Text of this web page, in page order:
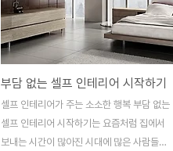
부담 없는 셀프 인테리어 시작하기
셀프 인테리어가 주는 소소한 행복 부담 없는
셀프 인테리어 시작하기는 요즘처럼 집에서
보내는 시간이 많아진 시대에 많은 사람들의